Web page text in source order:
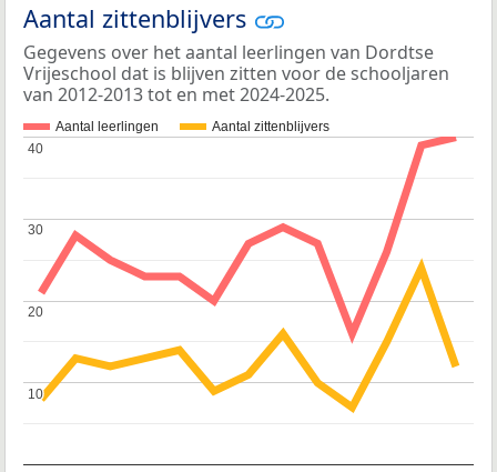
Aantal zittenblijvers
Gegevens over het aantal leerlingen van Dordtse
Vrijeschool dat is blijven zitten voor de schooljaren
van 2012-2013 tot en met 2024-2025.
Aantal leerlingen Aantal zittenblijvers
10
10
20
20
30
30
40
40